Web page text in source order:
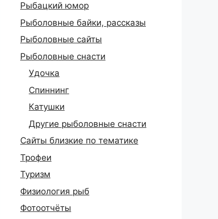
Рыбацкий юмор
Рыболовные байки, рассказы
Рыболовные сайты
Рыболовные снасти
Удочка
Спиннинг
Катушки
Другие рыболовные снасти
Сайты близкие по тематике
Трофеи
Туризм
Физиология рыб
Фотоотчёты